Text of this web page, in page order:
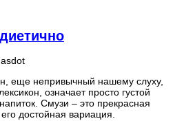
asdot
еще непривычный нашему слуху,
означает просто густой
Смузи – это прекрасная
достойная вариация.